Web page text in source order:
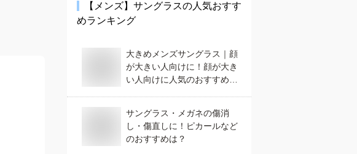
【メンズ】 サングラスの人気おすす
めランキング
大きめメンズサングラス｜顔
が大きい人向けに！顔が大き
い人向けに人気のおすすめ
サングラス・メガネの傷消
し・傷直しに！ピカールなど
のおすすめは？